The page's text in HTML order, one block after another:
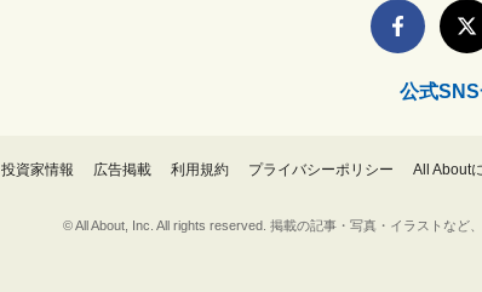
公式
投資家情報 広告掲載 利用規約 プライバシーポリシー All About
© All About, Inc. All rights reserved. 掲載の記事・写真・イラストな